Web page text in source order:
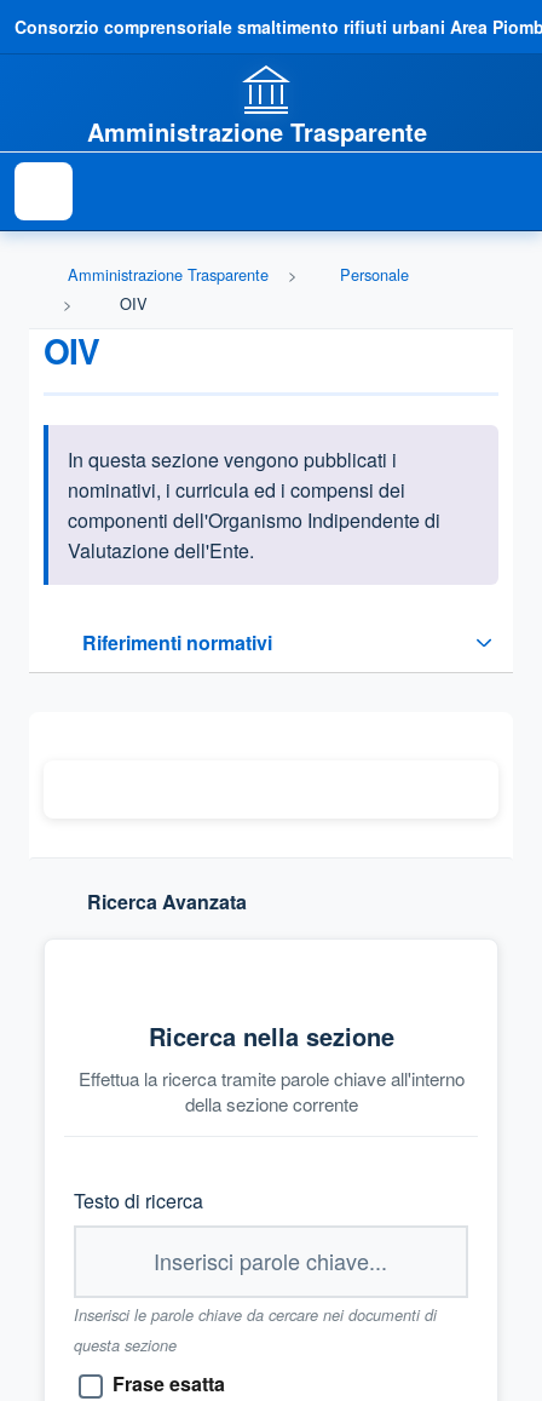
Consorzio comprensoriale smaltimento rifiuti urbani Area
Amministrazione Trasparente
Amministrazione Trasparente
Personale
OIV
OIV
Informazioni introduttive
In questa sezione vengono pubblicati i
nominativi, i curricula ed i compensi dei
componenti dell'Organismo Indipendente di
Valutazione dell'Ente.
Riferimenti normativi
Sezione compressa
Ricerca Avanzata
Ricerca nella sezione
Effettua la ricerca tramite parole chiave all'interno
della sezione corrente
Testo di ricerca
Inserisci le parole chiave da cercare nei documenti di
questa sezione
Frase esatta